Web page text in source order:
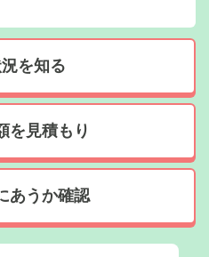
を知る
を見積もり
あうか確認